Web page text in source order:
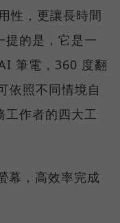
性，更讓長時間
提的是，它是一
筆電，360 度翻
依照不同情境自
工作者的四大工
幕，高效率完成